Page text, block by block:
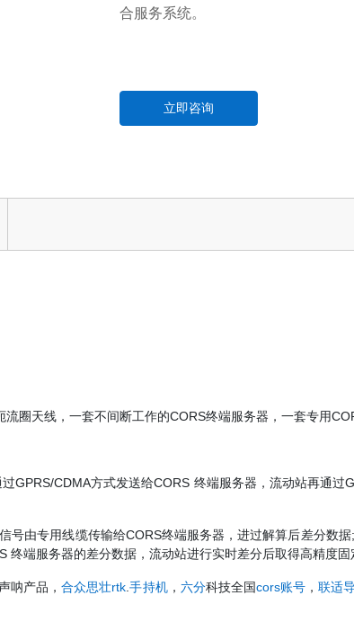
合服务系统。
立即咨询
圈天线，一套不间断工作的CORS终端服务器，一套专用
GPRS/CDMA方式发送给CORS 终端服务器，流动站再通过
号由专用线缆传输给CORS终端服务器，进过解算后差分数
端服务器的差分数据，流动站进行实时差分后取得高精度固
呐产品，合众思壮rtk .手持机， 六分科技全国cors账号， 联适